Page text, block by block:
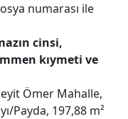
numarası ile
cinsi,
kıymeti ve
Ömer Mahalle,
Payda, 197,88 m²